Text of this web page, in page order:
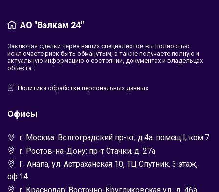
АО "Вэлкам 24"
Заключая сделки через наших специалистов вы полностью
исключаете риск быть обманутым, а также получаете полную и
актуальную информацию о состоянии, документах и владельцах
объекта.
Политика обработки персональных данных
Офисы
г. Москва: Волгоградский пр-кт, д.4а, помещ.I, ком.7
г. Ростов-на-Дону: пр-т Стачки, д. 27а
Г. Анапа, ул. Астраханская 10, ТЦ Спутник, 3 этаж,
оф.14
г. Краснодар: Восточно-Кругликовская ул., д. 46а